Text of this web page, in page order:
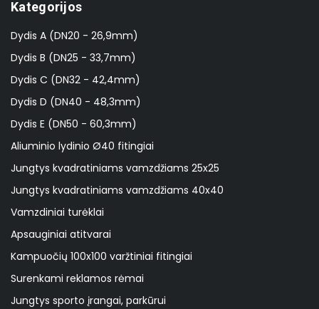
Kategorijos
Dydis A (DN20 - 26,9mm)
Dydis B (DN25 - 33,7mm)
Dydis C (DN32 - 42,4mm)
Dydis D (DN40 - 48,3mm)
Dydis E (DN50 - 60,3mm)
Aliuminio lydinio Ø40 fitingiai
Jungtys kvadratiniams vamzdžiams 25x25
Jungtys kvadratiniams vamzdžiams 40x40
Vamzdiniai turėklai
Apsauginiai atitvarai
Kampuočių 100x100 varžtiniai fitingiai
Surenkami reklamos rėmai
Jungtys sporto įrangai, parkūrui